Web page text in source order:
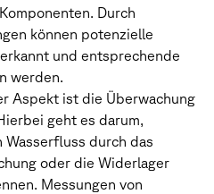
Durch
können potenzielle
und entsprechende
werden.
Aspekt ist die Überwachung
geht es darum,
Wasserfluss durch das
oder die Widerlager
Messungen von